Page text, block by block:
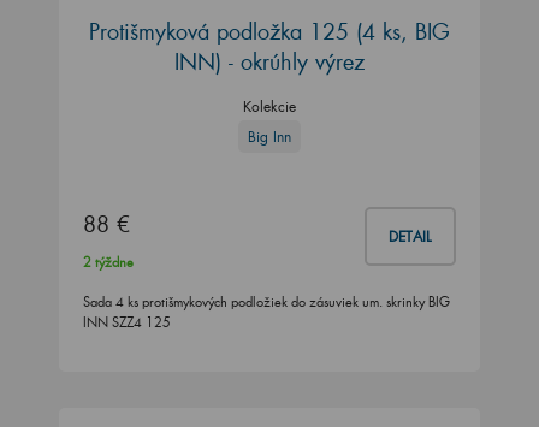
Protišmyková podložka 125 (4 ks, BIG
INN) - okrúhly výrez
Kolekcie
Big Inn
88 € DETAIL
2 týždne
Sada 4 ks protišmykových podložiek do zásuviek um. skrinky BIG
INN SZZ4 125